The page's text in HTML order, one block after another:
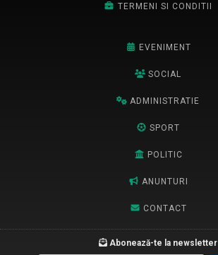
TERMENI SI CONDITII
EVENIMENT
SOCIAL
ADMINISTRATIE
SPORT
POLITIC
ANUNTURI
CONTACT
Abonează-te la newsletter